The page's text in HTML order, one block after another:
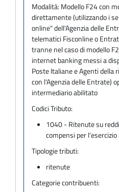
Modalità: Modello F24 con
direttamente (utilizzando i
online" dell'Agenzia delle
telematici Fisconline o
tranne nel caso di modello
internet banking messi a
Poste Italiane e Agenti della
con l'Agenzia delle Entrate)
intermediario abilitato
Codici Tributo:
1040 - Ritenute su
compensi per
Tipologie tributi:
ritenute
Categorie contribuenti: